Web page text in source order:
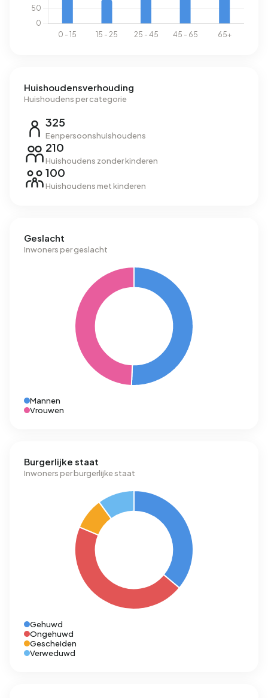
Huishoudensverhouding
Huishoudens per categorie
325
Eenpersoonshuishoudens
210
Huishoudens zonder kinderen
100
Huishoudens met kinderen
Geslacht
Inwoners per geslacht
Mannen
Vrouwen
Burgerlijke staat
Inwoners per burgerlijke staat
Gehuwd
Ongehuwd
Gescheiden
Verweduwd